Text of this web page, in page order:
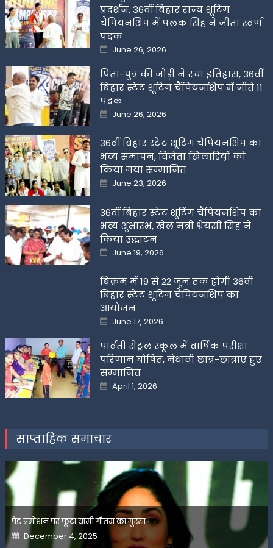
प्रदर्शन, 36वीं बिहार राज्य शूटिंग
चैंपियनशिप में पलक सिंह ने जीता स्वर्ण
पदक
Posted
on
June 26, 2026
पिता-पुत्र की जोड़ी ने रचा इतिहास, 36वीं
बिहार स्टेट शूटिंग चैंपियनशिप में जीते 11
पदक
Posted
on
June 26, 2026
36वीं बिहार स्टेट शूटिंग चैंपियनशिप का
भव्य समापन, विजेता खिलाडिय़ों को
किया गया सम्मानित
Posted
on
June 23, 2026
36वीं बिहार स्टेट शूटिंग चैंपियनशिप का
भव्य शुभारंभ, खेल मंत्री श्रेयसी सिंह ने
किया उद्घाटन
Posted
on
June 19, 2026
बिक्रम में 19 से 22 जून तक होगी 36वीं
बिहार स्टेट शूटिंग चैंपियनशिप का
आयोजन
Posted
on
June 17, 2026
पार्वती सेंट्रल स्कूल में वार्षिक परीक्षा
परिणाम घोषित, मेधावी छात्र-छात्राएं हुए
सम्मानित
Posted
on
April 1, 2026
साप्ताहिक समाचार
पेड प्रमोशन पर फूटा यामी गौतम का गुस्सा
Posted
on
December 4, 2025